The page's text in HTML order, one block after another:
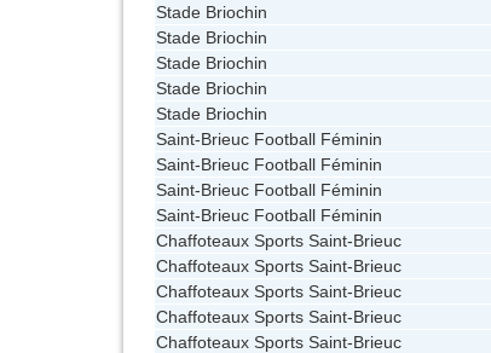
Stade Briochin
Stade Briochin
Stade Briochin
Stade Briochin
Stade Briochin
Saint-Brieuc Football Féminin
Saint-Brieuc Football Féminin
Saint-Brieuc Football Féminin
Saint-Brieuc Football Féminin
Chaffoteaux Sports Saint-Brieuc
Chaffoteaux Sports Saint-Brieuc
Chaffoteaux Sports Saint-Brieuc
Chaffoteaux Sports Saint-Brieuc
Chaffoteaux Sports Saint-Brieuc